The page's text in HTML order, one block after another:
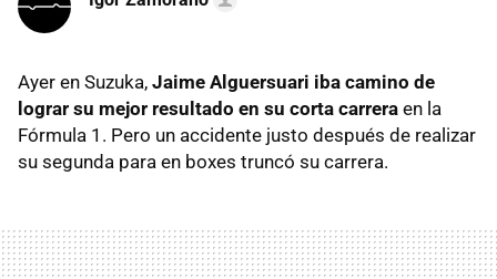
Ayer en Suzuka, Jaime Alguersuari iba camino de
lograr su mejor resultado en su corta carrera en la
Fórmula 1. Pero un accidente justo después de realizar
su segunda para en boxes truncó su carrera.